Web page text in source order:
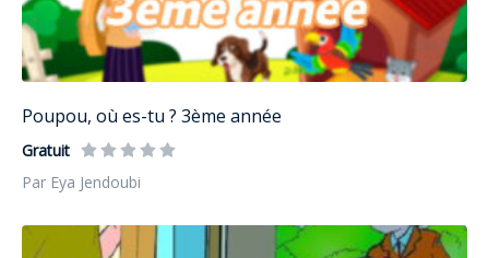
Poupou, où es-tu ? 3ème année
Gratuit
Par Eya Jendoubi